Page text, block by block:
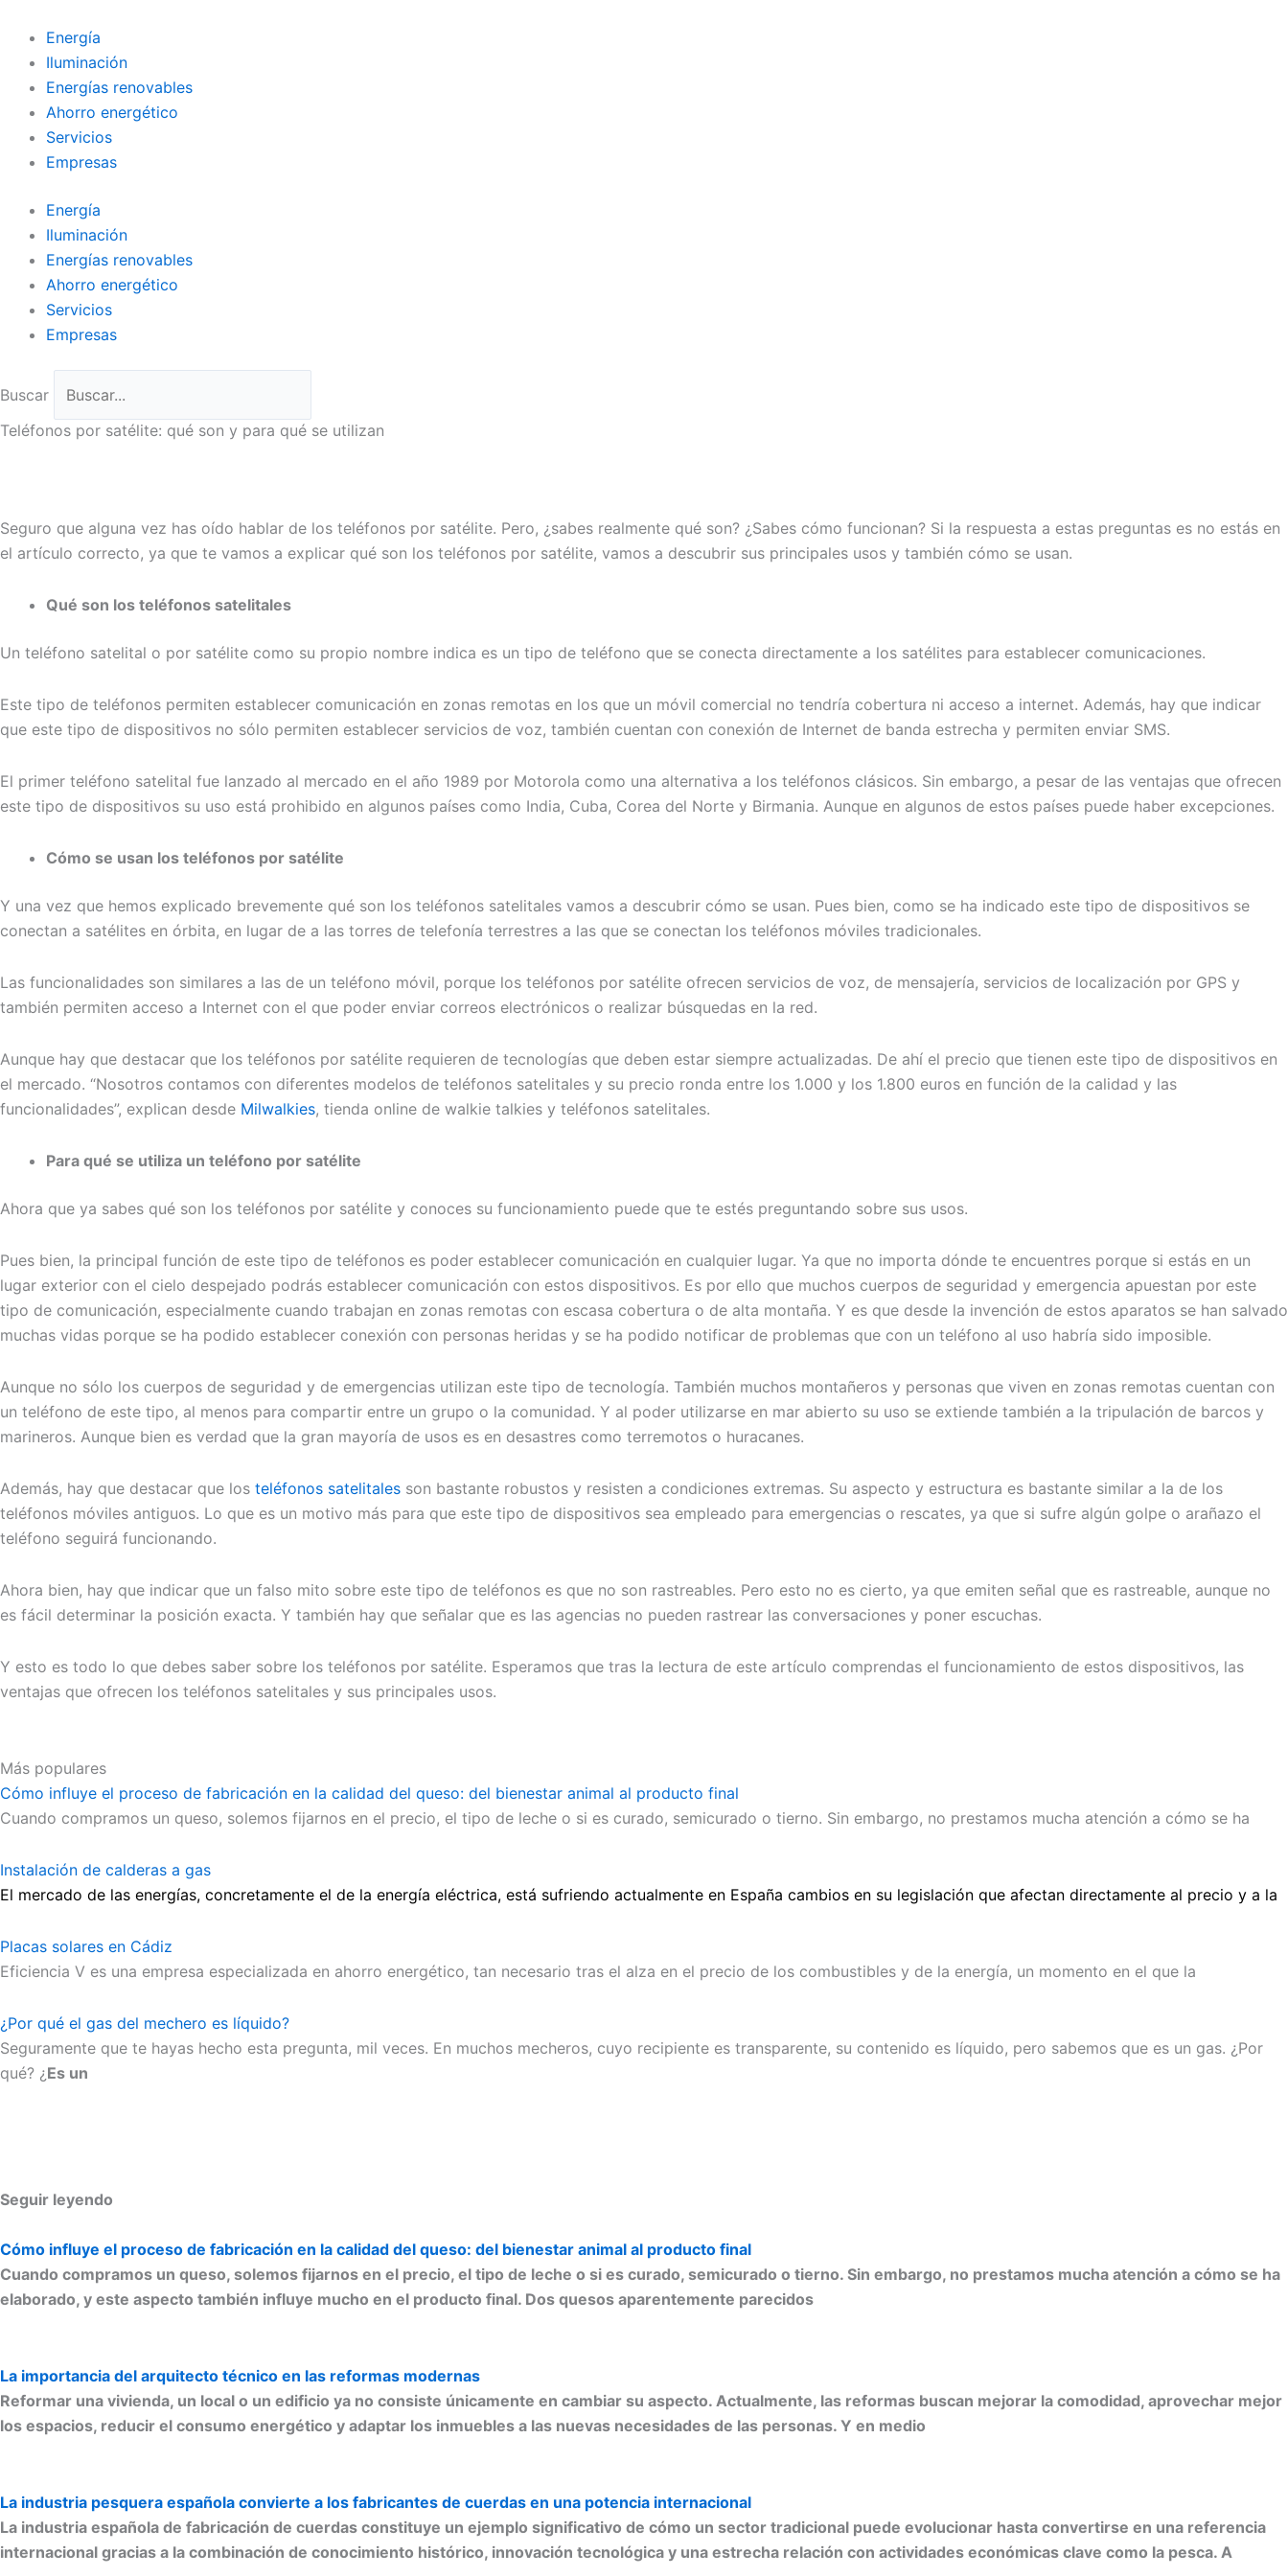
contenido
Energía
Iluminación
Energías renovables
Ahorro energético
Servicios
Empresas
Energía
Iluminación
Energías renovables
Ahorro energético
Servicios
Empresas
Buscar
Teléfonos por satélite: qué son y para qué se utilizan
Seguro que alguna vez has oído hablar de los teléfonos por satélite. Pero, ¿sabes realmente qué son? ¿Sabes cómo funcionan? Si la respuesta a estas preguntas es no estás en
el artículo correcto, ya que te vamos a explicar qué son los teléfonos por satélite, vamos a descubrir sus principales usos y también cómo se usan.
Qué son los teléfonos satelitales
Un teléfono satelital o por satélite como su propio nombre indica es un tipo de teléfono que se conecta directamente a los satélites para establecer comunicaciones.
Este tipo de teléfonos permiten establecer comunicación en zonas remotas en los que un móvil comercial no tendría cobertura ni acceso a internet. Además, hay que indicar
que este tipo de dispositivos no sólo permiten establecer servicios de voz, también cuentan con conexión de Internet de banda estrecha y permiten enviar SMS.
El primer teléfono satelital fue lanzado al mercado en el año 1989 por Motorola como una alternativa a los teléfonos clásicos. Sin embargo, a pesar de las ventajas que ofrecen
este tipo de dispositivos su uso está prohibido en algunos países como India, Cuba, Corea del Norte y Birmania. Aunque en algunos de estos países puede haber excepciones.
Cómo se usan los teléfonos por satélite
Y una vez que hemos explicado brevemente qué son los teléfonos satelitales vamos a descubrir cómo se usan. Pues bien, como se ha indicado este tipo de dispositivos se
conectan a satélites en órbita, en lugar de a las torres de telefonía terrestres a las que se conectan los teléfonos móviles tradicionales.
Las funcionalidades son similares a las de un teléfono móvil, porque los teléfonos por satélite ofrecen servicios de voz, de mensajería, servicios de localización por GPS y
también permiten acceso a Internet con el que poder enviar correos electrónicos o realizar búsquedas en la red.
Aunque hay que destacar que los teléfonos por satélite requieren de tecnologías que deben estar siempre actualizadas. De ahí el precio que tienen este tipo de dispositivos en
el mercado. “Nosotros contamos con diferentes modelos de teléfonos satelitales y su precio ronda entre los 1.000 y los 1.800 euros en función de la calidad y las
funcionalidades”, explican desde Milwalkies, tienda online de walkie talkies y teléfonos satelitales.
Para qué se utiliza un teléfono por satélite
Ahora que ya sabes qué son los teléfonos por satélite y conoces su funcionamiento puede que te estés preguntando sobre sus usos.
Pues bien, la principal función de este tipo de teléfonos es poder establecer comunicación en cualquier lugar. Ya que no importa dónde te encuentres porque si estás en un
lugar exterior con el cielo despejado podrás establecer comunicación con estos dispositivos. Es por ello que muchos cuerpos de seguridad y emergencia apuestan por este
tipo de comunicación, especialmente cuando trabajan en zonas remotas con escasa cobertura o de alta montaña. Y es que desde la invención de estos aparatos se han salvado
muchas vidas porque se ha podido establecer conexión con personas heridas y se ha podido notificar de problemas que con un teléfono al uso habría sido imposible.
Aunque no sólo los cuerpos de seguridad y de emergencias utilizan este tipo de tecnología. También muchos montañeros y personas que viven en zonas remotas cuentan con
un teléfono de este tipo, al menos para compartir entre un grupo o la comunidad. Y al poder utilizarse en mar abierto su uso se extiende también a la tripulación de barcos y
marineros. Aunque bien es verdad que la gran mayoría de usos es en desastres como terremotos o huracanes.
Además, hay que destacar que los teléfonos satelitales son bastante robustos y resisten a condiciones extremas. Su aspecto y estructura es bastante similar a la de los
teléfonos móviles antiguos. Lo que es un motivo más para que este tipo de dispositivos sea empleado para emergencias o rescates, ya que si sufre algún golpe o arañazo el
teléfono seguirá funcionando.
Ahora bien, hay que indicar que un falso mito sobre este tipo de teléfonos es que no son rastreables. Pero esto no es cierto, ya que emiten señal que es rastreable, aunque no
es fácil determinar la posición exacta. Y también hay que señalar que es las agencias no pueden rastrear las conversaciones y poner escuchas.
Y esto es todo lo que debes saber sobre los teléfonos por satélite. Esperamos que tras la lectura de este artículo comprendas el funcionamiento de estos dispositivos, las
ventajas que ofrecen los teléfonos satelitales y sus principales usos.
Más populares
Cómo influye el proceso de fabricación en la calidad del queso: del bienestar animal al producto final
Cuando compramos un queso, solemos fijarnos en el precio, el tipo de leche o si es curado, semicurado o tierno. Sin embargo, no prestamos mucha atención a cómo se ha
Instalación de calderas a gas
El mercado de las energías, concretamente el de la energía eléctrica, está sufriendo actualmente en España cambios en su legislación que afectan directamente al precio y a la
Placas solares en Cádiz
Eficiencia V es una empresa especializada en ahorro energético, tan necesario tras el alza en el precio de los combustibles y de la energía, un momento en el que la
¿Por qué el gas del mechero es líquido?
Seguramente que te hayas hecho esta pregunta, mil veces. En muchos mecheros, cuyo recipiente es transparente, su contenido es líquido, pero sabemos que es un gas. ¿Por
qué? ¿Es un
Seguir leyendo
Cómo influye el proceso de fabricación en la calidad del queso: del bienestar animal al producto final
Cuando compramos un queso, solemos fijarnos en el precio, el tipo de leche o si es curado, semicurado o tierno. Sin embargo, no prestamos mucha atención a cómo se ha
elaborado, y este aspecto también influye mucho en el producto final. Dos quesos aparentemente parecidos
La importancia del arquitecto técnico en las reformas modernas
Reformar una vivienda, un local o un edificio ya no consiste únicamente en cambiar su aspecto. Actualmente, las reformas buscan mejorar la comodidad, aprovechar mejor
los espacios, reducir el consumo energético y adaptar los inmuebles a las nuevas necesidades de las personas. Y en medio
La industria pesquera española convierte a los fabricantes de cuerdas en una potencia internacional
La industria española de fabricación de cuerdas constituye un ejemplo significativo de cómo un sector tradicional puede evolucionar hasta convertirse en una referencia
internacional gracias a la combinación de conocimiento histórico, innovación tecnológica y una estrecha relación con actividades económicas clave como la pesca. A